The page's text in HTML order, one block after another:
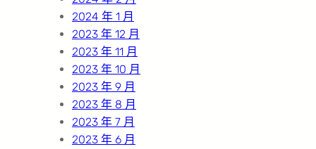
2024 年 1 月
2023 年 12 月
2023 年 11 月
2023 年 10 月
2023 年 9 月
2023 年 8 月
2023 年 7 月
2023 年 6 月